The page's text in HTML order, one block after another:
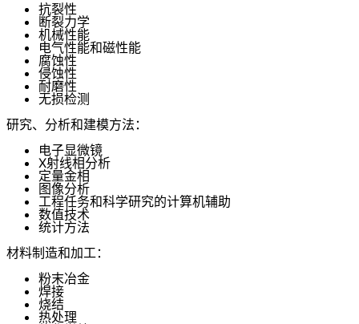
抗裂性
断裂力学
机械性能
电气性能和磁性能
腐蚀性
侵蚀性
耐磨性
无损检测
研究、分析和建模方法：
电子显微镜
X射线相分析
定量金相
图像分析
工程任务和科学研究的计算机辅助
数值技术
统计方法
材料制造和加工：
粉末冶金
焊接
烧结
热处理